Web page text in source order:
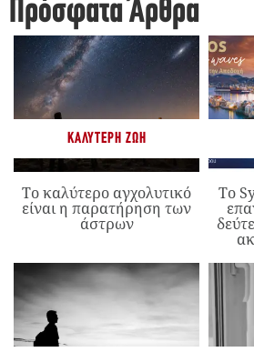
Πρόσφατα Άρθρα
ΚΑΛΎΤΕΡΗ ΖΩΉ
Το καλύτερο αγχολυτικό
είναι η παρατήρηση των
άστρων
Το